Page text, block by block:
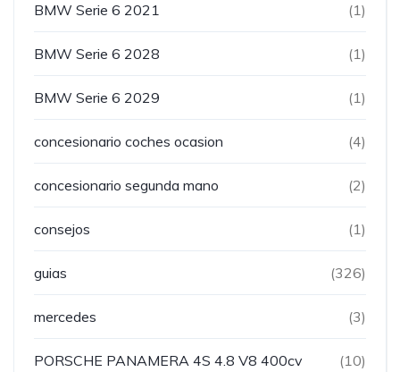
BMW Serie 6 2021 (1)
BMW Serie 6 2028 (1)
BMW Serie 6 2029 (1)
concesionario coches ocasion (4)
concesionario segunda mano (2)
consejos (1)
guias (326)
mercedes (3)
PORSCHE PANAMERA 4S 4.8 V8 400cv (10)